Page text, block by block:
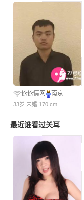
依依情网 南京
33岁 未婚 170 cm
最近谁看过关耳